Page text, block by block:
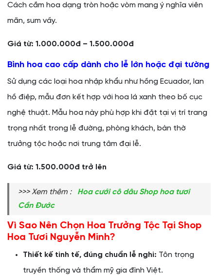
Cách cắm hoa dạng tròn hoặc vòm mang ý nghĩa viên
mãn, sum vầy.
Giá từ: 1.000.000đ – 1.500.000đ
Bình hoa cao cấp dành cho lễ lớn hoặc đại tường
Sử dụng các loại hoa nhập khẩu như hồng Ecuador, lan
hồ điệp, mẫu đơn kết hợp với hoa lá xanh theo bố cục
nghệ thuật. Mẫu hoa này phù hợp khi đặt tại vị trí trang
trọng nhất trong lễ đường, phòng khách, bàn thờ
trưởng tộc hoặc nơi trung tâm đại lễ.
Giá từ: 1.500.000đ trở lên
>>> Xem thêm :
Hoa cưới cô dâu Shop hoa tươi
Cần Đước
Vì Sao Nên Chọn Hoa Trưởng Tộc Tại Shop
Hoa Tươi Nguyễn Minh?
Thiết kế tinh tế, đúng chuẩn lễ nghi: Tôn trọng
truyền thống và thẩm mỹ gia đình Việt.